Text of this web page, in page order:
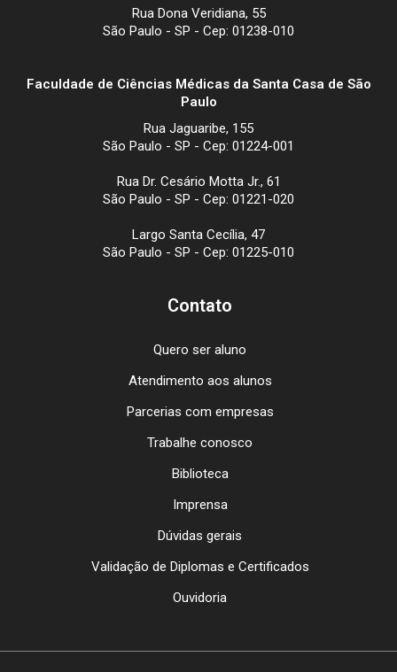
Rua Dona Veridiana, 55
São Paulo - SP - Cep: 01238-010
Faculdade de Ciências Médicas da Santa Casa de São
Paulo
Rua Jaguaribe, 155
São Paulo - SP - Cep: 01224-001
Rua Dr. Cesário Motta Jr., 61
São Paulo - SP - Cep: 01221-020
Largo Santa Cecília, 47
São Paulo - SP - Cep: 01225-010
Contato
Quero ser aluno
Atendimento aos alunos
Parcerias com empresas
Trabalhe conosco
Biblioteca
Imprensa
Dúvidas gerais
Validação de Diplomas e Certificados
Ouvidoria